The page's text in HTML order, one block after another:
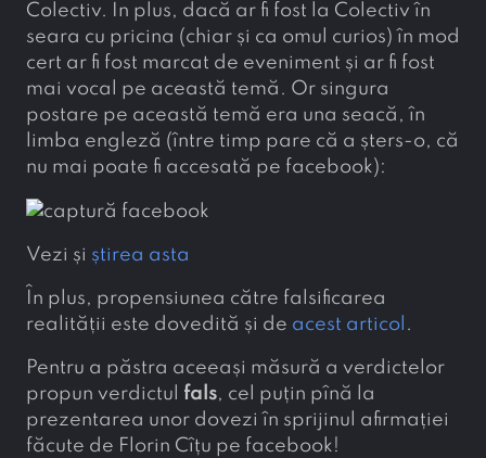
Colectiv. În plus, dacă ar fi fost la Colectiv în
seara cu pricina (chiar și ca omul curios) în mod
cert ar fi fost marcat de eveniment și ar fi fost
mai vocal pe această temă. Or singura
postare pe această temă era una seacă, în
limba engleză (între timp pare că a șters-o, că
nu mai poate fi accesată pe facebook):
Vezi și știrea asta
În plus, propensiunea către falsificarea
realității este dovedită și de acest articol .
Pentru a păstra aceeași măsură a verdictelor
propun verdictul fals, cel puțin pînă la
prezentarea unor dovezi în sprijinul afirmației
făcute de Florin Cîțu pe facebook!